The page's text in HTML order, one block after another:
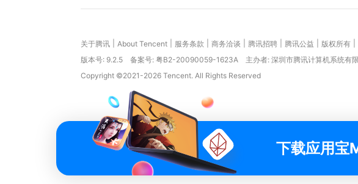
关于腾讯 About Tencent 服务条款 商务洽谈 腾讯招聘 腾讯公益 版权所有
版本号: 9.2.5 备案号: 粤B2-20090059-1623A
主办者: 深圳市腾讯计算机系统有
Copyright ©2021-2026 Tencent. All Rights Reserved
下载应用宝